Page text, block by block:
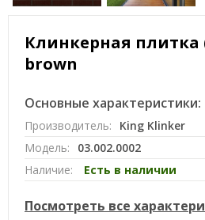
Клинкерная плитка
brown
Основные характеристики:
Производитель:
King Klinker
Модель:
03.002.0002
Наличие:
Есть в наличии
Посмотреть все